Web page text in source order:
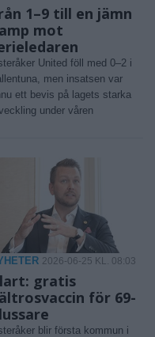
1–9 till en jämn
mot
United föll med 0–2 i
men insatsen var
ett bevis på lagets starka
under våren
2026-06-25 KL. 08:03
gratis
för 69-
blir första kommun i